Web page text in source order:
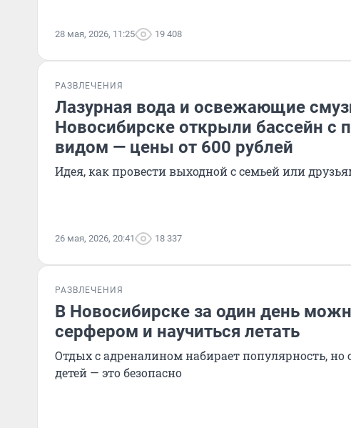
28 мая, 2026, 11:25 19 408
РАЗВЛЕЧЕНИЯ
Лазурная вода и освежающие
Новосибирске открыли бассейн с
видом — цены от 600 рублей
Идея, как провести выходной с семьей или
26 мая, 2026, 20:41 18 337
РАЗВЛЕЧЕНИЯ
В Новосибирске за один день
серфером и научиться летать
Отдых с адреналином набирает популярность,
детей — это безопасно